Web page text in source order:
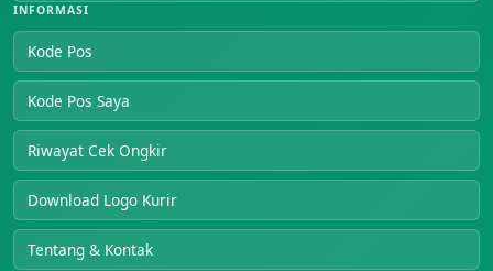
INFORMASI
Kode Pos
Kode Pos Saya
Riwayat Cek Ongkir
Download Logo Kurir
Tentang & Kontak